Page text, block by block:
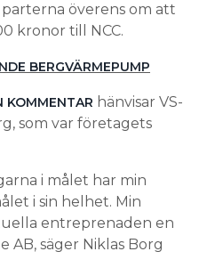
överens om att
kronor till NCC.
BERGVÄRMEPUMP
KOMMENTAR hänvisar VS-
som var företagets
i målet har min
i sin helhet. Min
entreprenaden en
AB, säger Niklas Borg